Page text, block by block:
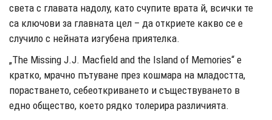
света с главата надолу, като счупите врата й, всички те
са ключови за главната цел – да откриете какво се е
случило с нейната изгубена приятелка.
„The Missing J.J. Macfield and the Island of Memories“ е
кратко, мрачно пътуване през кошмара на младостта,
порастването, себеоткриването и съществуването в
едно общество, което рядко толерира различията.